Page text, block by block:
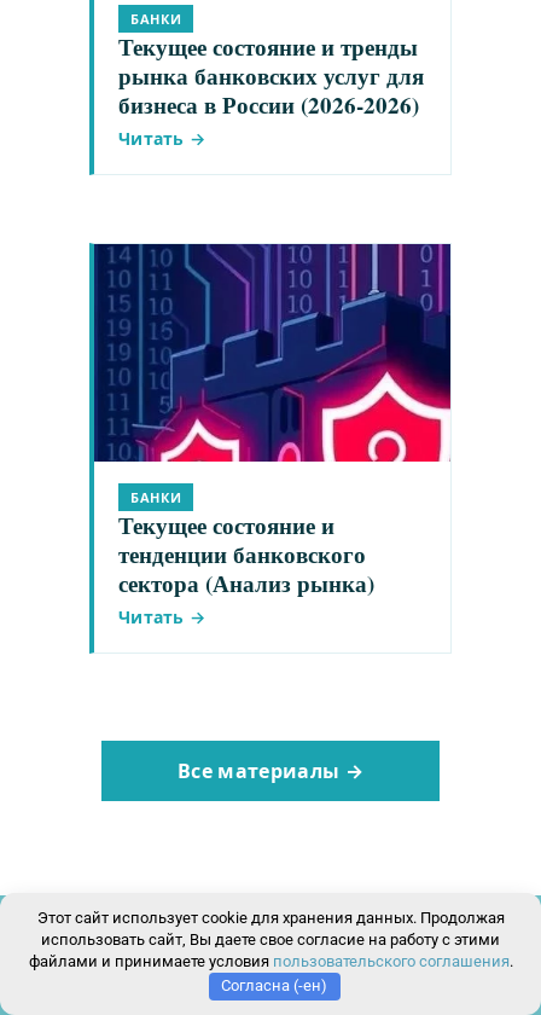
БАНКИ
Текущее состояние и тренды
рынка банковских услуг для
бизнеса в России (2026-2026)
Читать →
БАНКИ
Текущее состояние и
тенденции банковского
сектора (Анализ рынка)
Читать →
Все материалы →
© 2026 Центр Начало. Копирование информации с
строго запрещенои преследуется в
Этот сайт использует cookie для хранения данных. Продолжая
использовать сайт, Вы даете свое согласие на работу с этими
файлами и принимаете условия пользовательского соглашения.
Согласна (-ен)